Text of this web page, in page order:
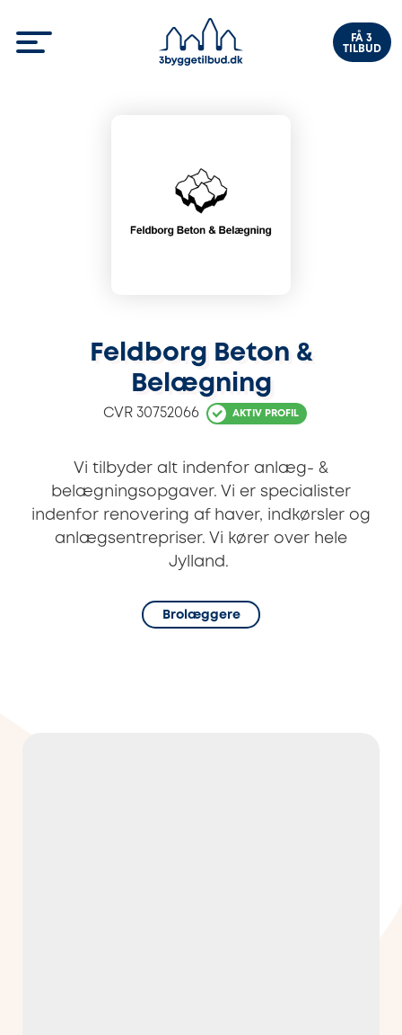
FÅ 3
TILBUD
Feldborg Beton &
Belægning
CVR 30752066 AKTIV PROFIL
Vi tilbyder alt indenfor anlæg- &
belægningsopgaver. Vi er specialister
indenfor renovering af haver, indkørsler og
anlægsentrepriser. Vi kører over hele
Jylland.
Brolæggere